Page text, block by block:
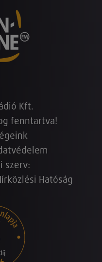
Kft.
fenntartva!
szerv:
Hatóság